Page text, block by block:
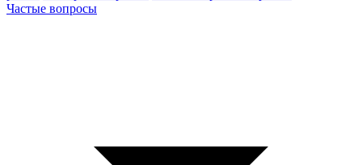
Частые вопросы